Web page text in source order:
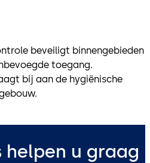
beveiligt binnengebieden
toegang.
bij aan de hygiënische
helpen u graag